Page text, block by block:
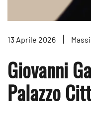
13 Aprile 2026
Giovanni
Palazzo